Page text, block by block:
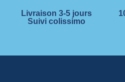
Livraison 3-5 jours
Suivi colissimo